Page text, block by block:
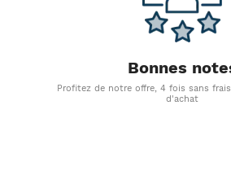
Bonnes
Profitez de notre offre, 4 fois sans
d'achat